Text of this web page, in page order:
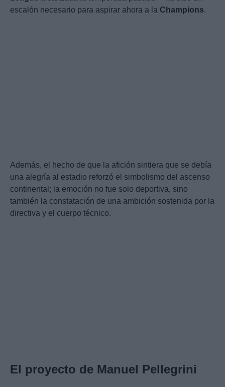
escalón necesario para aspirar ahora a la Champions.
Además, el hecho de que la afición sintiera que se debía
una alegría al estadio reforzó el simbolismo del ascenso
continental; la emoción no fue solo deportiva, sino
también la constatación de una ambición sostenida por la
directiva y el cuerpo técnico.
El proyecto de Manuel Pellegrini